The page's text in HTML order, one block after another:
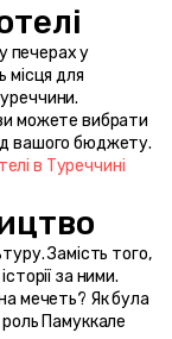
печерах у
місця для
можете вибрати
вашого бюджету.
в Туреччині
Замість того,
за ними.
мечеть? Як була
Памуккале